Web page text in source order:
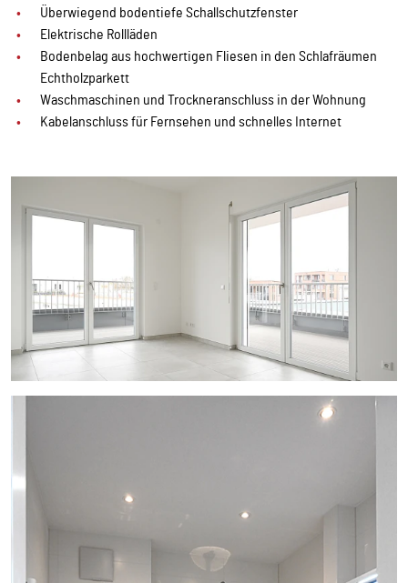
Überwiegend bodentiefe Schallschutzfenster
Elektrische Rollläden
Bodenbelag aus hochwertigen Fliesen in den Schlafräumen
Echtholzparkett
Waschmaschinen und Trockneranschluss in der Wohnung
Kabelanschluss für Fernsehen und schnelles Internet